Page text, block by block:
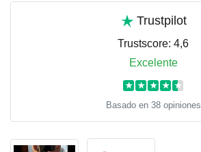
Trustpilot
Trustscore: 4,6
Excelente
★ ★ ★ ★ ★
Basado en 38 opiniones